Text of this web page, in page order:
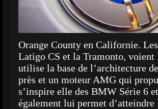
Orange County en Californie.
Latigo CS et la Tramonto,
utilise la base de l’architecture
près et un moteur AMG qui
s’inspire elle des BMW Série 6
également lui permet d’atteindre